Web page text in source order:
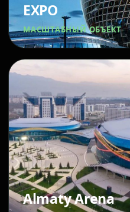
EXPO
МАСШТАБНЫЙ ОБЪЕКТ
Almaty Arena